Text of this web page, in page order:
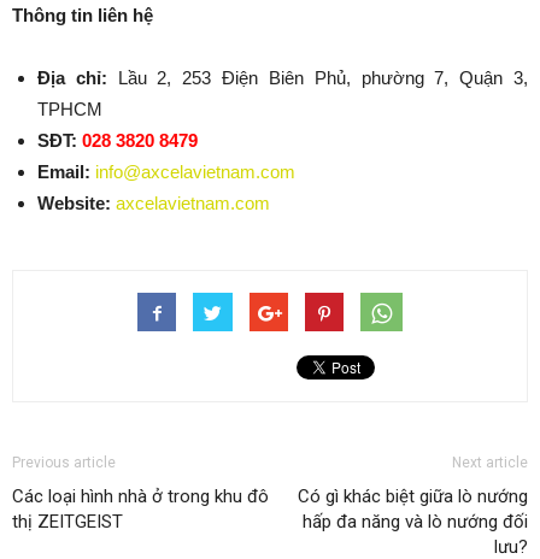
Thông tin liên hệ
Địa chỉ: Lầu 2, 253 Điện Biên Phủ, phường 7, Quận 3,
TPHCM
SĐT: 028 3820 8479
Email: info@axcelavietnam.com
Website: axcelavietnam.com
Previous article
Các loại hình nhà ở trong khu đô
thị ZEITGEIST
Next article
Có gì khác biệt giữa lò nướng
hấp đa năng và lò nướng đối
lưu?